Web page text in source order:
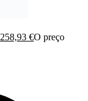
258,93 €O preço